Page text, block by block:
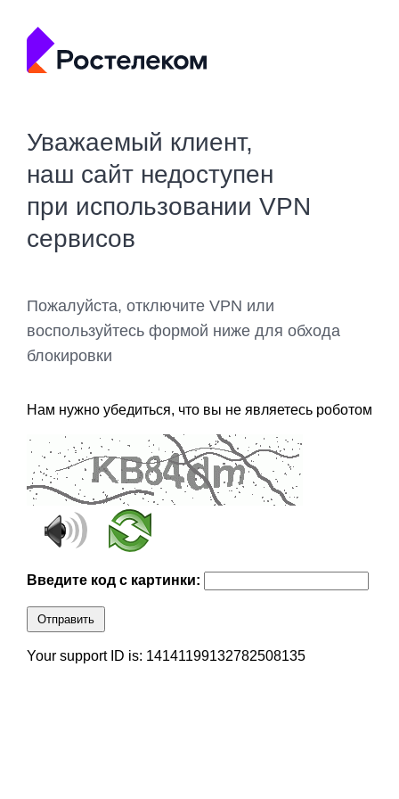
Уважаемый клиент,
наш сайт недоступен
при использовании VPN
сервисов
Пожалуйста, отключите VPN или
воспользуйтесь формой ниже для обхода
блокировки
Нам нужно убедиться, что вы не являетесь роботом
Введите код с картинки:
Отправить
Your support ID is: 14141199132782508135